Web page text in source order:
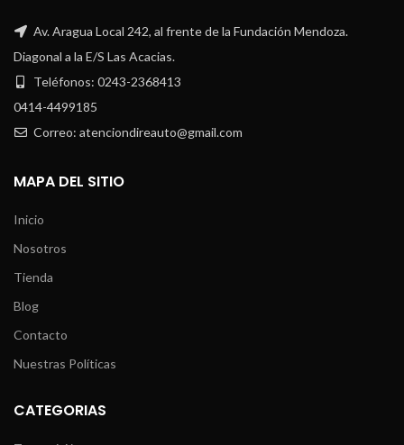
Av. Aragua Local 242, al frente de la Fundación Mendoza.
Diagonal a la E/S Las Acacias.
Teléfonos: 0243-2368413
0414-4499185
Correo: atenciondireauto@gmail.com
MAPA DEL SITIO
Inicio
Nosotros
Tienda
Blog
Contacto
Nuestras Políticas
CATEGORIAS